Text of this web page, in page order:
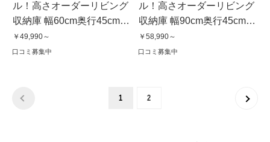
ル！高さオーダーリビング
収納庫 幅60cm奥行45cm高
さ60cm〜100cm
￥49,990～
口コミ募集中
ル！高さオーダーリビング
収納庫 幅90cm奥行45cm高
さ60cm〜100cm
￥58,990～
口コミ募集中
1 2